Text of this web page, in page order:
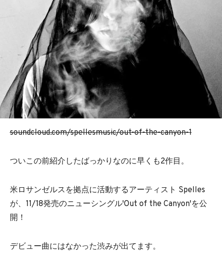
soundcloud.com/spellesmusic/out-of-the-canyon-1
ついこの前紹介したばっかりなのに早くも2作目。
米ロサンゼルスを拠点に活動するアーティスト Spelles
が、11/18発売のニューシングル'Out of the Canyon'を公
開！
デビュー曲にはなかった渋みが出てます。